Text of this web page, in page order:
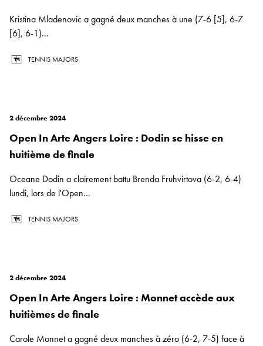
Kristina Mladenovic a gagné deux manches à une (7-6 [5], 6-7
[6], 6-1)...
TENNIS MAJORS
2 décembre 2024
Open In Arte Angers Loire : Dodin se hisse en
huitième de finale
Oceane Dodin a clairement battu Brenda Fruhvirtova (6-2, 6-4)
lundi, lors de l'Open...
TENNIS MAJORS
2 décembre 2024
Open In Arte Angers Loire : Monnet accède aux
huitièmes de finale
Carole Monnet a gagné deux manches à zéro (6-2, 7-5) face à